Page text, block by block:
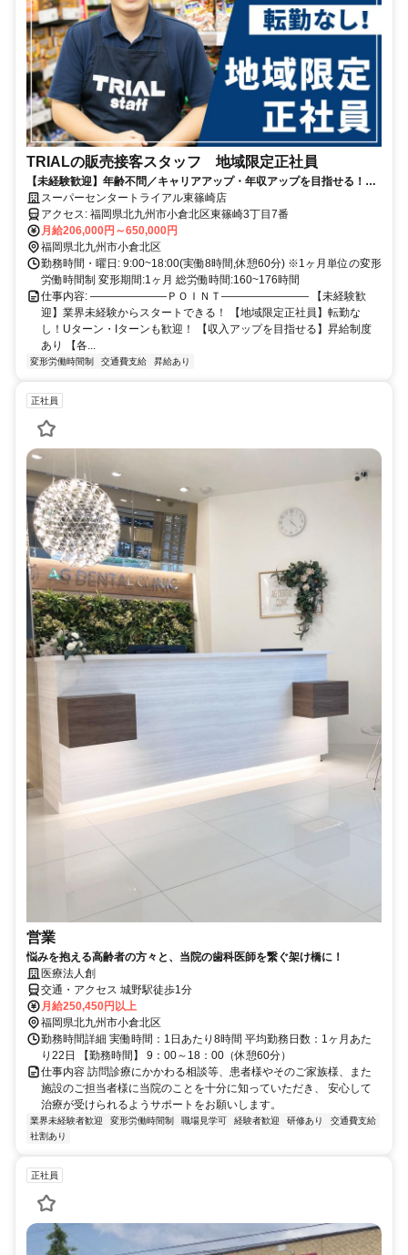
TRIALの販売接客スタッフ 地域限定正社員
【未経験歓迎】年齢不問／キャリアアップ・年収アップを目指せる！／
小売業等の経験が活かせる／週休二日制／昇給・賞与あり／福利厚生充
実
スーパーセンタートライアル東篠崎店
アクセス: 福岡県北九州市小倉北区東篠崎3丁目7番
月給206,000円～650,000円
福岡県北九州市小倉北区
勤務時間・曜日: 9:00~18:00(実働8時間,休憩60分) ※1ヶ月単位の変形
労働時間制 変形期間:1ヶ月 総労働時間:160~176時間
仕事内容: ―――――――ＰＯＩＮＴ―――――――― 【未経験歓
迎】業界未経験からスタートできる！ 【地域限定正社員】転勤な
し！Uターン・Iターンも歓迎！ 【収入アップを目指せる】昇給制度
あり 【各...
変形労働時間制 交通費支給 昇給あり
正社員
営業
悩みを抱える高齢者の方々と、当院の歯科医師を繋ぐ架け橋に！
医療法人創
交通・アクセス 城野駅徒歩1分
月給250,450円以上
福岡県北九州市小倉北区
勤務時間詳細 実働時間：1日あたり8時間 平均勤務日数：1ヶ月あた
り22日 【勤務時間】 9：00～18：00（休憩60分）
仕事内容 訪問診療にかかわる相談等、患者様やそのご家族様、また
施設のご担当者様に当院のことを十分に知っていただき、 安心して
治療が受けられるようサポートをお願いします。
業界未経験者歓迎 変形労働時間制 職場見学可 経験者歓迎 研修あり
交通費支給
社割あり
正社員